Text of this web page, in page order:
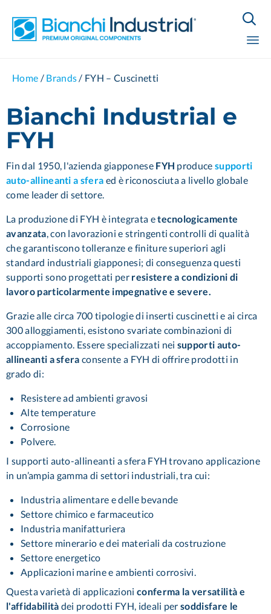

Home / Brands/ FYH – Cuscinetti
Bianchi Industrial e
FYH
Fin dal 1950, l'azienda giapponese FYH producesupporti
auto-allineanti a sfera ed è riconosciuta a livello globale
come leader di settore.
La produzione di FYH è integrata etecnologicamente
avanzata, con lavorazioni e stringenti controlli di qualità
che garantiscono tolleranze e finiture superiori agli
standard industriali giapponesi; di conseguenza questi
supporti sono progettati per resistere a condizioni di
lavoro particolarmente impegnative e severe.
Grazie alle circa 700 tipologie di inserti cuscinetti e ai circa
300 alloggiamenti, esistono svariate combinazioni di
accoppiamento. Essere specializzati nei supporti auto-
allineanti a sfera consente a FYH di offrire prodotti in
grado di:
Resistere ad ambienti gravosi
Alte temperature
Corrosione
Polvere.
I supporti auto-allineanti a sfera FYH trovano applicazione
in un’ampia gamma di settori industriali, tra cui:
Industria alimentare e delle bevande
Settore chimico e farmaceutico
Industria manifatturiera
Settore minerario e dei materiali da costruzione
Settore energetico
Applicazioni marine e ambienti corrosivi.
Questa varietà di applicazioni conferma la versatilità e
l'affidabilità dei prodotti FYH, ideali per soddisfare le